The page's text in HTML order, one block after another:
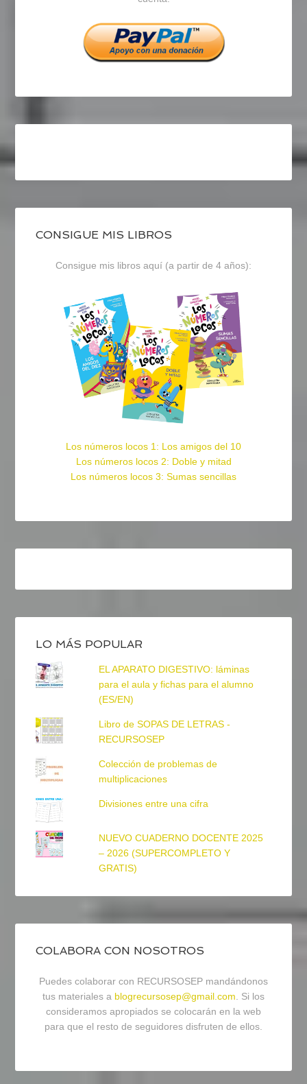
Facebook
Twitter
Instagram
CONSIGUE MIS LIBROS
Consigue mis libros aquí (a partir de 4 años):
Los números locos 1: Los amigos del 10
Los números locos 2: Doble y mitad
Los números locos 3: Sumas sencillas
LO MÁS POPULAR
EL APARATO DIGESTIVO: láminas
para el aula y fichas para el alumno
(ES/EN)
Libro de SOPAS DE LETRAS -
RECURSOSEP
Colección de problemas de
multiplicaciones
Divisiones entre una cifra
NUEVO CUADERNO DOCENTE 2025
– 2026 (SUPERCOMPLETO Y
GRATIS)
COLABORA CON NOSOTROS
Puedes colaborar con RECURSOSEP mandándonos
tus materiales a blogrecursosep@gmail.com . Si los
consideramos apropiados se colocarán en la web
para que el resto de seguidores disfruten de ellos.